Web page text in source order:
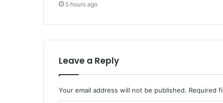
5 hours ago
Leave a Reply
Your email address will not be published. Required